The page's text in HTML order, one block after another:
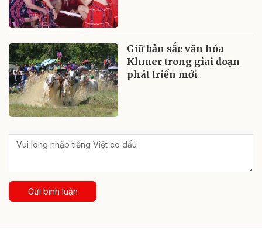
Giữ bản sắc văn hóa
Khmer trong giai đoạn
phát triển mới
Gửi bình luận